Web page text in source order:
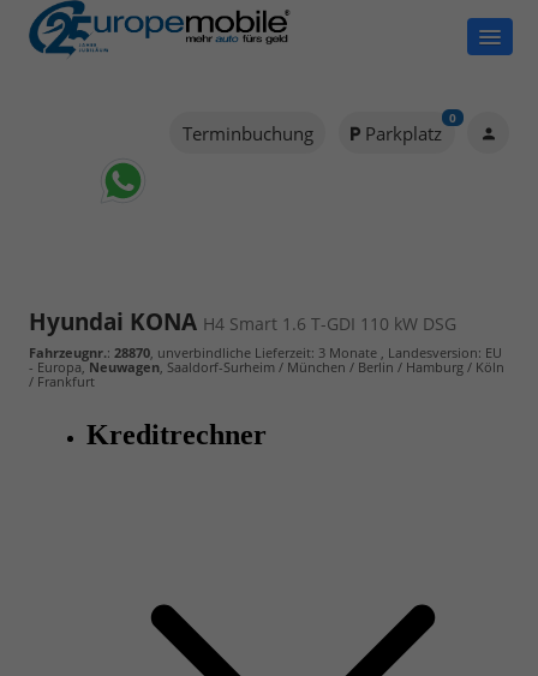
Terminbuchung Parkplatz
0
Hyundai KONA H4 Smart 1.6 T-GDI 110 kW DSG
Fahrzeugnr.: 28870, unverbindliche Lieferzeit: 3 Monate , Landesversion: EU
- Europa,Neuwagen, Saaldorf-Surheim / München / Berlin / Hamburg / Köln
/ Frankfurt